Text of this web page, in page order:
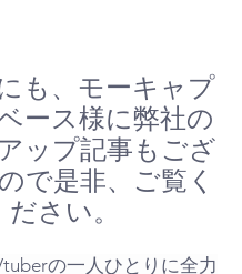
も、モーキャプ
ース様に弊社の
ップ記事もござ
で是非、ご覧く
ださい。
の一人ひとりに全力